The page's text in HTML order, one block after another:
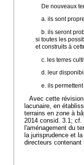
De nouveaux
a. ils sont
b. ils seront
si toutes les
et construits à
c. les terres
d. leur
e. ils
Avec cette
lacunaire, en
terrains en zone à
2014 consid. 3.1;
l'aménagement du
la jurisprudence et
directeurs